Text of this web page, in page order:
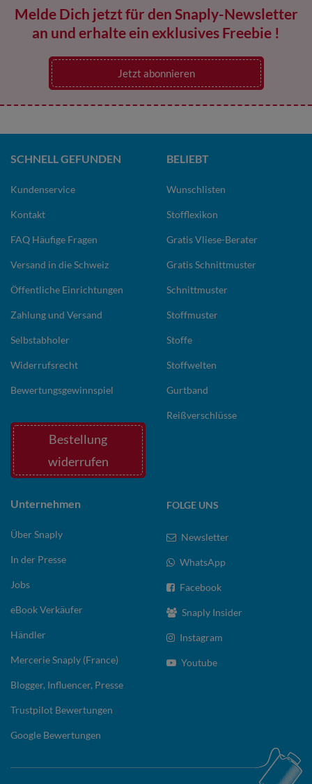
Melde Dich jetzt für den Snaply-Newsletter
an und erhalte ein exklusives Freebie !
Jetzt abonnieren
SCHNELL GEFUNDEN
Kundenservice
Kontakt
FAQ Häufige Fragen
Versand in die Schweiz
Öffentliche Einrichtungen
Zahlung und Versand
Selbstabholer
Widerrufsrecht
Bewertungsgewinnspiel
Bestellung
widerrufen
BELIEBT
Wunschlisten
Stofflexikon
Gratis Vliese-Berater
Gratis Schnittmuster
Schnittmuster
Stoffmuster
Stoffe
Stoffwelten
Gurtband
Reißverschlüsse
Unternehmen
Über Snaply
In der Presse
Jobs
eBook Verkäufer
Händler
Mercerie Snaply (France)
Blogger, Influencer, Presse
Trustpilot Bewertungen
Google Bewertungen
FOLGE UNS
Newsletter
WhatsApp
Facebook
Snaply Insider
Instagram
Youtube